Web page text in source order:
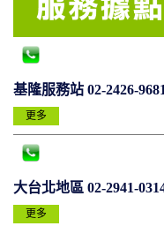
基隆服務站 02-2426-9681
更多
大台北地區 02-2941-
更多